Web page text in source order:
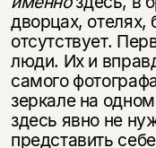
дворцах, отелях,
отсутствует.
люди. Их и
самого
зеркале на
здесь явно не
представить